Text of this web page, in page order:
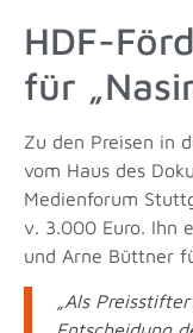
HDF-
für
Zu den Preisen in
vom Haus des
Medienforum
v. 3.000 Euro. Ihn
und Arne Büttner
„Als